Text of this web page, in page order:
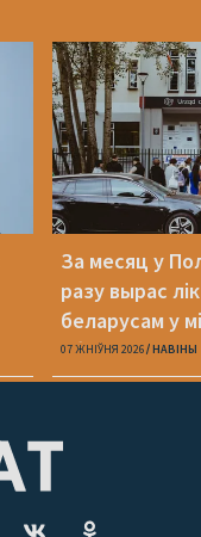
За месяц у
разу вырас
беларусам у
абароне
07 ЖНІЎНЯ 2026 НАВІНЫ